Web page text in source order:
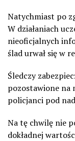
Natychmiast po
W działaniach
nieoficjalnych
ślad urwał się w
Śledczy
pozostawione na
policjanci pod
Na tę chwilę nie
dokładnej